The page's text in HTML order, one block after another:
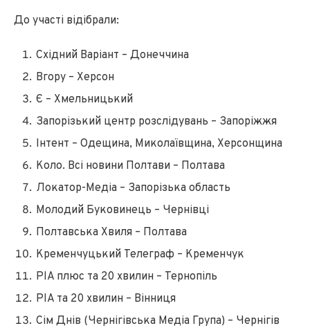
До участі відібрали:
Східний Варіант – Донеччина
Вгору – Херсон
Є – Хмельницький
Запорізький центр розслідувань – Запоріжжя
Інтент – Одещина, Миколаївщина, Херсонщина
Коло. Всі новини Полтави – Полтава
Локатор-Медіа – Запорізька область
Молодий Буковинець – Чернівці
Полтавська Хвиля – Полтава
Кременчуцький Телеграф – Кременчук
РIA плюс та 20 хвилин – Тернопіль
РIA та 20 хвилин – Вінниця
Сім Днів (Чернігівська Медіа Група) – Чернігів